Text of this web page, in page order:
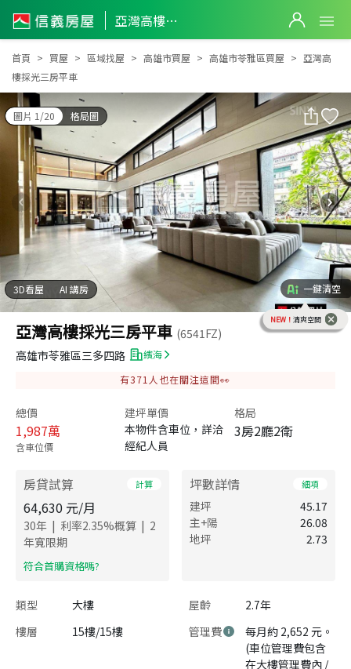
亞灣高樓採光三房平車
亞灣高樓採光三房平車
首頁 買屋 區域找屋 高雄市買屋 高雄市苓雅區買屋
亞灣高
樓採光三房平車
圖片 1/20 格局圖
3D看屋 AI 講房 一鍵清空
NEW！ 清爽空間
亞灣高樓採光三房平車 (6541FZ)
高雄市苓雅區三多四路
繽海
有371 人也在關注這間👀
總價
1,987萬
含車位價
建坪單價
本物件含車位，詳洽
經紀人員
格局
3房2廳2衛
房貸試算 計算
64,630 元/月
30年 | 利率2.35%概算 | 2
年寬限期
​符合首購資格嗎?
坪數詳情 細項
建坪
45.17
主+陽
26.08
地坪
2.73
類型 大樓 屋齡
2.7年
樓層
15樓/15樓 管理費
每月約 2,652 元。
(車位管理費包含
在大樓管理費內 /